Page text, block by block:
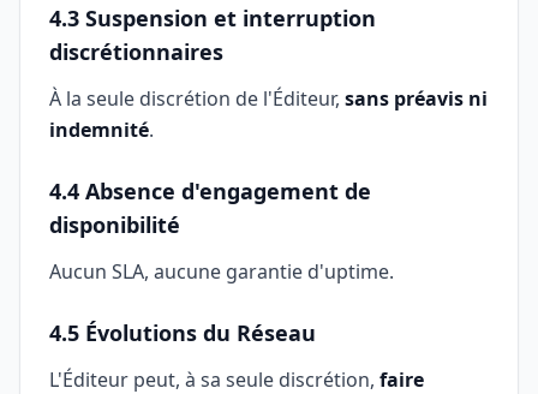
4.3 Suspension et interruption
discrétionnaires
À la seule discrétion de l'Éditeur, sans préavis ni
indemnité.
4.4 Absence d'engagement de
disponibilité
Aucun SLA, aucune garantie d'uptime.
4.5 Évolutions du Réseau
L'Éditeur peut, à sa seule discrétion, faire